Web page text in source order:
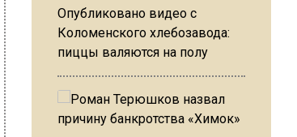
Опубликовано видео с
Коломенского хлебозавода:
пиццы валяются на полу